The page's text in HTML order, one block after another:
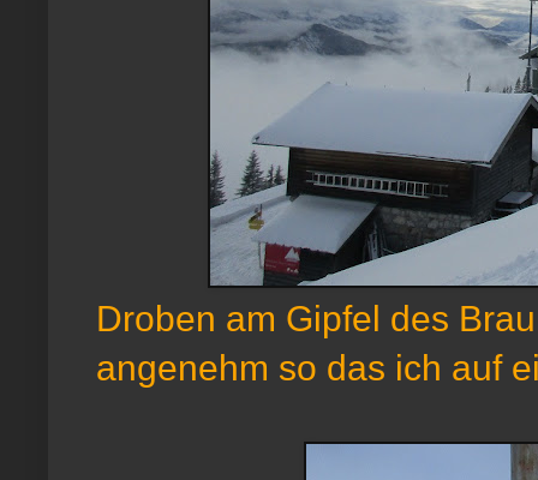
Droben am Gipfel des
angenehm so das ich auf